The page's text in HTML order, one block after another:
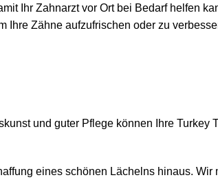
Ihr Zahnarzt vor Ort bei Bedarf helfen
Ihre Zähne aufzufrischen oder zu
und guter Pflege können Ihre Turkey
eines schönen Lächelns hinaus. Wir